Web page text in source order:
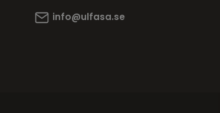
info@ulfasa.se